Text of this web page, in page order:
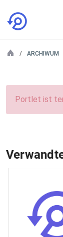
ARCHIWUM
Portlet ist